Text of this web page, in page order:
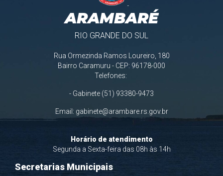
ARAMBARÉ
RIO GRANDE DO SUL
Rua Ormezinda Ramos Loureiro, 180
Bairro Caramuru - CEP: 96178-000
Telefones:
- Gabinete (51) 93380-9473
Email: gabinete@arambare.rs.gov.br
Horário de atendimento
Segunda a Sexta-feira das 08h às 14h
Secretarias Municipais